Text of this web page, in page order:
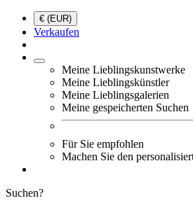
€ (EUR)
Verkaufen
Meine Lieblingskunstwerke
Meine Lieblingskünstler
Meine Lieblingsgalerien
Meine gespeicherten Suchen
Für Sie empfohlen
Machen Sie den
Suchen?